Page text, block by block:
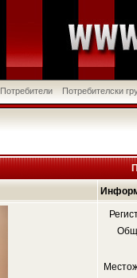
Потребители Потребителски